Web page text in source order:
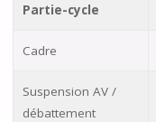
Partie-cycle
Cadre
Suspension AV /
débattement